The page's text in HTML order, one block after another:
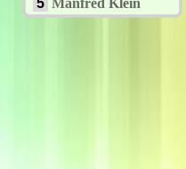
5 Manfred Klein